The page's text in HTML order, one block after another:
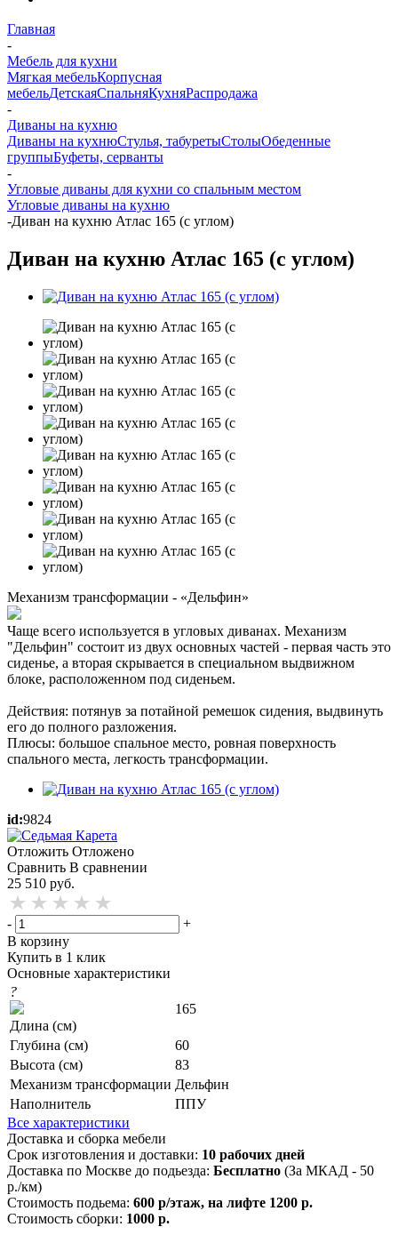
Главная
-
Мебель для кухни
Мягкая мебельКорпусная
мебельДетскаяСпальняКухняРаспродажа
-
Диваны на кухню
Диваны на кухнюСтулья, табуретыСтолыОбеденные
группыБуфеты, серванты
-
Угловые диваны для кухни со спальным местом
Угловые диваны на кухню
-Диван на кухню Атлас 165 (с углом)
Диван на кухню Атлас 165 (с углом)
Механизм трансформации - «Дельфин»
Чаще всего используется в угловых диванах. Механизм
"Дельфин" состоит из двух основных частей - первая часть это
сиденье, а вторая скрывается в специальном выдвижном
блоке, расположенном под сиденьем.
Действия: потянув за потайной ремешок сидения, выдвинуть
его до полного разложения.
Плюсы: большое спальное место, ровная поверхность
спального места, легкость трансформации.
id:9824
Отложить Отложено
Сравнить В сравнении
25 510 руб.
-
+
В корзину
Купить в 1 клик
Основные характеристики
?
Длина (см)
165
Глубина (см)
60
Высота (см)
83
Механизм трансформации Дельфин
Наполнитель
ППУ
Все характеристики
Доставка и сборка мебели
Срок изготовления и доставки: 10 рабочих дней
Доставка по Москве до подьезда: Бесплатно (За МКАД - 50
р./км)
Стоимость подьема: 600 р/этаж, на лифте 1200 р.
Стоимость сборки: 1000 р.